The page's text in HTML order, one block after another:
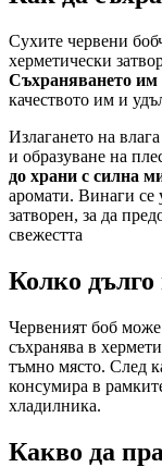
Сухите червени
херметически
Съхраняването им
качеството им и
Излагането на
и образуване на
до храни с силна
аромати. Винаги се
затворен, за да
свежестта
Колко
Червеният боб
съхранява в
тъмно място. След
консумира в
хладилника.
Какво да